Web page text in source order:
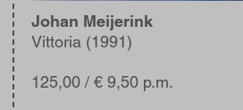
Johan Meijerink
Vittoria (1991)
125,00 / € 9,50 p.m.